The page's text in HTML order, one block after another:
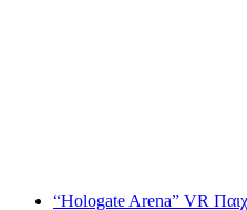
“Hologate Arena” VR